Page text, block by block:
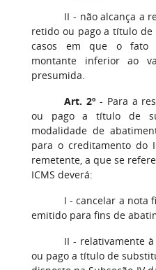
II - não alcança a
retido ou pago a título
casos em que o fato
montante inferior ao
presumida.
Art. 2º - Para a
ou pago a título de
modalidade de
para o creditamento do
remetente, a que se
ICMS deverá:
I - cancelar a nota
emitido para fins de
II - relativamente
ou pago a título de